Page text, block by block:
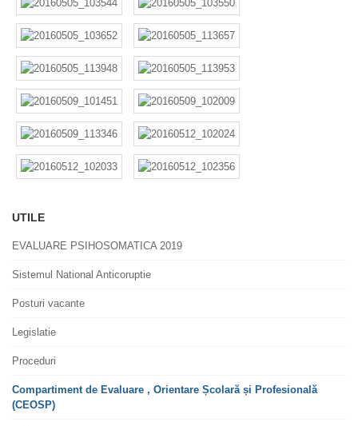
UTILE
EVALUARE PSIHOSOMATICA 2019
Sistemul National Anticoruptie
Posturi vacante
Legislatie
Proceduri
Compartiment de Evaluare , Orientare Școlară și Profesională
(CEOSP)